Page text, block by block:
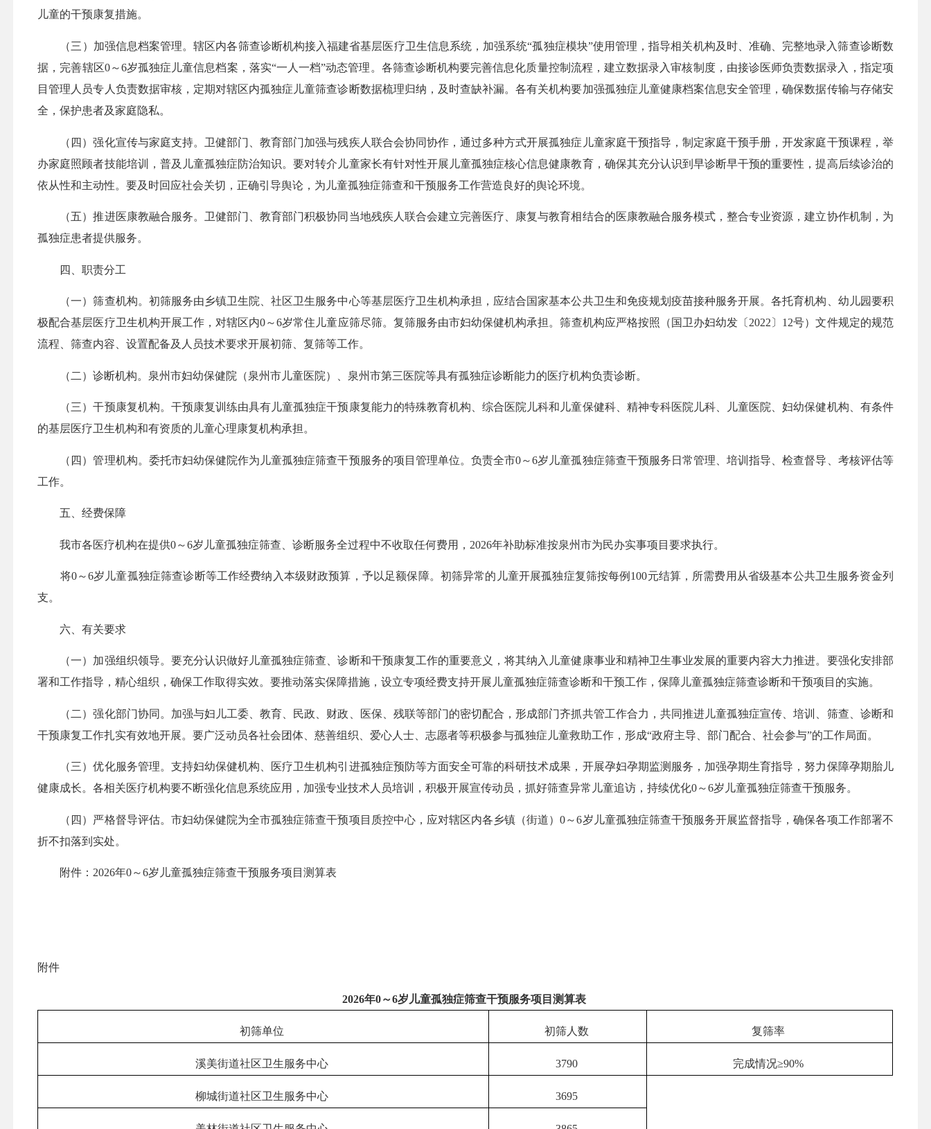
儿童的干预康复措施。
（三）加强信息档案管理。辖区内各筛查诊断机构接入福建省基层医疗卫生信息系统，加强系统“孤独症模块”使用管理，指导相关机构及时、准确、完整地录入筛查诊断数
据，完善辖区0～6岁孤独症儿童信息档案，落实“一人一档”动态管理。各筛查诊断机构要完善信息化质量控制流程，建立数据录入审核制度，由接诊医师负责数据录入，指定项
目管理人员专人负责数据审核，定期对辖区内孤独症儿童筛查诊断数据梳理归纳，及时查缺补漏。各有关机构要加强孤独症儿童健康档案信息安全管理，确保数据传输与存储安
全，保护患者及家庭隐私。
（四）强化宣传与家庭支持。卫健部门、教育部门加强与残疾人联合会协同协作，通过多种方式开展孤独症儿童家庭干预指导，制定家庭干预手册，开发家庭干预课程，举
办家庭照顾者技能培训，普及儿童孤独症防治知识。要对转介儿童家长有针对性开展儿童孤独症核心信息健康教育，确保其充分认识到早诊断早干预的重要性，提高后续诊治的
依从性和主动性。要及时回应社会关切，正确引导舆论，为儿童孤独症筛查和干预服务工作营造良好的舆论环境。
（五）推进医康教融合服务。卫健部门、教育部门积极协同当地残疾人联合会建立完善医疗、康复与教育相结合的医康教融合服务模式，整合专业资源，建立协作机制，为
孤独症患者提供服务。
四、职责分工
（一）筛查机构。初筛服务由乡镇卫生院、社区卫生服务中心等基层医疗卫生机构承担，应结合国家基本公共卫生和免疫规划疫苗接种服务开展。各托育机构、幼儿园要积
极配合基层医疗卫生机构开展工作，对辖区内0～6岁常住儿童应筛尽筛。复筛服务由市妇幼保健机构承担。筛查机构应严格按照（国卫办妇幼发〔2022〕12号）文件规定的规范
流程、筛查内容、设置配备及人员技术要求开展初筛、复筛等工作。
（二）诊断机构。泉州市妇幼保健院（泉州市儿童医院）、泉州市第三医院等具有孤独症诊断能力的医疗机构负责诊断。
（三）干预康复机构。干预康复训练由具有儿童孤独症干预康复能力的特殊教育机构、综合医院儿科和儿童保健科、精神专科医院儿科、儿童医院、妇幼保健机构、有条件
的基层医疗卫生机构和有资质的儿童心理康复机构承担。
（四）管理机构。委托市妇幼保健院作为儿童孤独症筛查干预服务的项目管理单位。负责全市0～6岁儿童孤独症筛查干预服务日常管理、培训指导、检查督导、考核评估等
工作。
五、经费保障
我市各医疗机构在提供0～6岁儿童孤独症筛查、诊断服务全过程中不收取任何费用，2026年补助标准按泉州市为民办实事项目要求执行。
将0～6岁儿童孤独症筛查诊断等工作经费纳入本级财政预算，予以足额保障。初筛异常的儿童开展孤独症复筛按每例100元结算，所需费用从省级基本公共卫生服务资金列
支。
六、有关要求
（一）加强组织领导。要充分认识做好儿童孤独症筛查、诊断和干预康复工作的重要意义，将其纳入儿童健康事业和精神卫生事业发展的重要内容大力推进。要强化安排部
署和工作指导，精心组织，确保工作取得实效。要推动落实保障措施，设立专项经费支持开展儿童孤独症筛查诊断和干预工作，保障儿童孤独症筛查诊断和干预项目的实施。
（二）强化部门协同。加强与妇儿工委、教育、民政、财政、医保、残联等部门的密切配合，形成部门齐抓共管工作合力，共同推进儿童孤独症宣传、培训、筛查、诊断和
干预康复工作扎实有效地开展。要广泛动员各社会团体、慈善组织、爱心人士、志愿者等积极参与孤独症儿童救助工作，形成“政府主导、部门配合、社会参与”的工作局面。
（三）优化服务管理。支持妇幼保健机构、医疗卫生机构引进孤独症预防等方面安全可靠的科研技术成果，开展孕妇孕期监测服务，加强孕期生育指导，努力保障孕期胎儿
健康成长。各相关医疗机构要不断强化信息系统应用，加强专业技术人员培训，积极开展宣传动员，抓好筛查异常儿童追访，持续优化0～6岁儿童孤独症筛查干预服务。
（四）严格督导评估。市妇幼保健院为全市孤独症筛查干预项目质控中心，应对辖区内各乡镇（街道）0～6岁儿童孤独症筛查干预服务开展监督指导，确保各项工作部署不
折不扣落到实处。
附件：2026年0～6岁儿童孤独症筛查干预服务项目测算表
附件
2026年0～6岁儿童孤独症筛查干预服务项目测算表
初筛单位 初筛人数 复筛率
溪美街道社区卫生服务中心 3790 完成情况≥90%
柳城街道社区卫生服务中心 3695